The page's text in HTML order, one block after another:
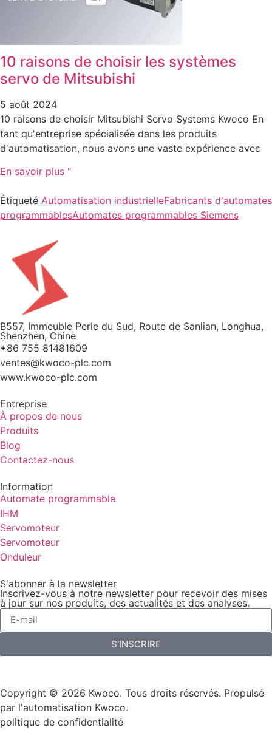
10 raisons de choisir les systèmes
servo de Mitsubishi
5 août 2024
10 raisons de choisir Mitsubishi Servo Systems Kwoco En
tant qu'entreprise spécialisée dans les produits
d'automatisation, nous avons une vaste expérience avec
En savoir plus "
Étiqueté Automatisation industrielleFabricants d'automates
programmablesAutomates programmables Siemens
B557, Immeuble Perle du Sud, Route de Sanlian, Longhua,
Shenzhen, Chine
+86 755 81481609
ventes@kwoco-plc.com
www.kwoco-plc.com
Entreprise
À propos de nous
Produits
Blog
Contactez-nous
Information
Automate programmable
IHM
Servomoteur
Servomoteur
Onduleur
S'abonner à la newsletter
Inscrivez-vous à notre newsletter pour recevoir des mises
à jour sur nos produits, des actualités et des analyses.
S'INSCRIRE
Copyright © 2026 Kwoco. Tous droits réservés. Propulsé
par l'automatisation Kwoco.
politique de confidentialité